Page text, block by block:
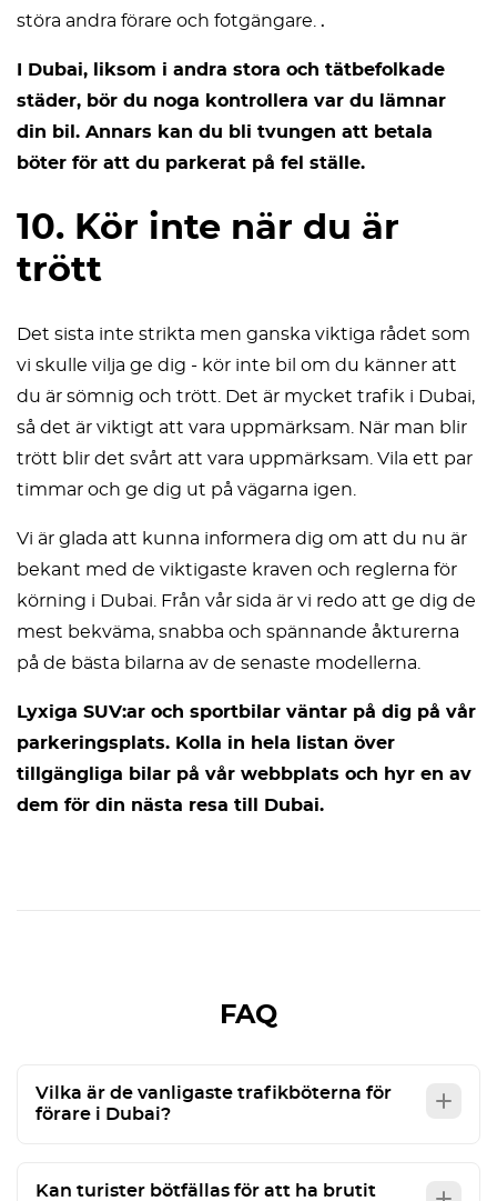
störa andra förare och fotgängare. .
I Dubai, liksom i andra stora och tätbefolkade
städer, bör du noga kontrollera var du lämnar
din bil. Annars kan du bli tvungen att betala
böter för att du parkerat på fel ställe.
10. Kör inte när du är
trött
Det sista inte strikta men ganska viktiga rådet som
vi skulle vilja ge dig - kör inte bil om du känner att
du är sömnig och trött. Det är mycket trafik i Dubai,
så det är viktigt att vara uppmärksam. När man blir
trött blir det svårt att vara uppmärksam. Vila ett par
timmar och ge dig ut på vägarna igen.
Vi är glada att kunna informera dig om att du nu är
bekant med de viktigaste kraven och reglerna för
körning i Dubai. Från vår sida är vi redo att ge dig de
mest bekväma, snabba och spännande åkturerna
på de bästa bilarna av de senaste modellerna.
Lyxiga SUV:ar och sportbilar väntar på dig på vår
parkeringsplats. Kolla in hela listan över
tillgängliga bilar på vår webbplats och hyr en av
dem för din nästa resa till Dubai.
FAQ
Vilka är de vanligaste trafikböterna för
förare i Dubai?
Kan turister bötfällas för att ha brutit